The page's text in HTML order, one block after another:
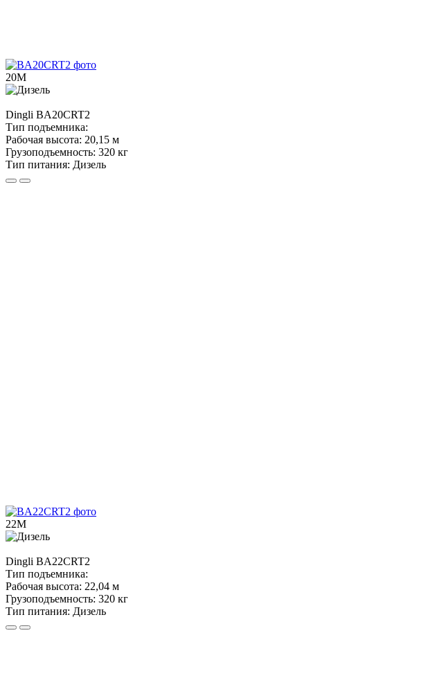
20М
Dingli BA20CRT2
Тип подъемника:
Рабочая высота: 20,15 м
Грузоподъемность: 320 кг
Тип питания: Дизель
22М
Dingli BA22CRT2
Тип подъемника:
Рабочая высота: 22,04 м
Грузоподъемность: 320 кг
Тип питания: Дизель